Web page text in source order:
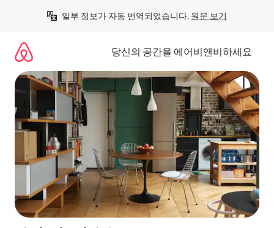
일부 정보가 자동 번역되었습니다. 원문 보기
당신의 공간을 에어비앤비하세요